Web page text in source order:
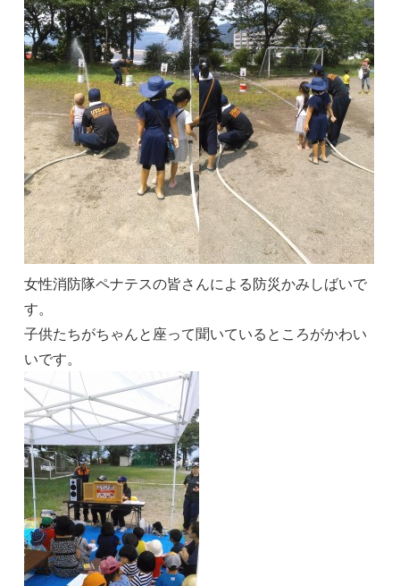
女性消防隊ペナテスの皆さんによる防災かみしばいで
す。
子供たちがちゃんと座って聞いているところがかわい
いです。